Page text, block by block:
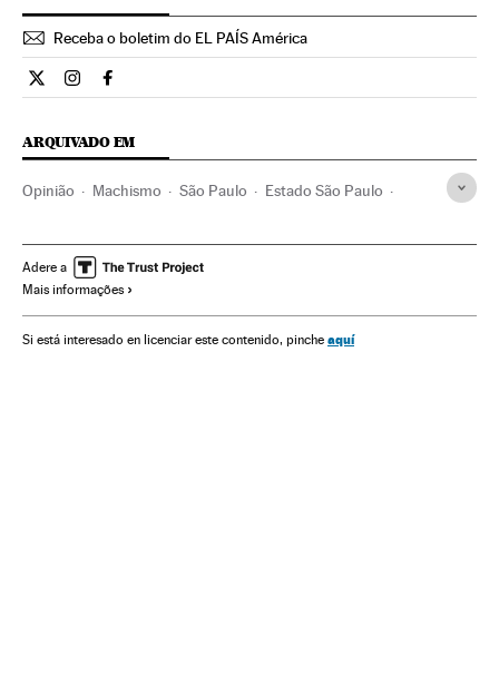
Receba o boletim do EL PAÍS América
Opiniao El País Brasil en Twitter
Opiniao El País Brasil en Instagram
Opiniao El País Brasil en Facebook
ARQUIVADO EM
Opinião Machismo São Paulo Estado São Paulo
América do Sul América Latina
Transporte
Relações gênero Sociedade
Adere a
Mais informações
Si está interesado en licenciar este contenido, pinche aquí